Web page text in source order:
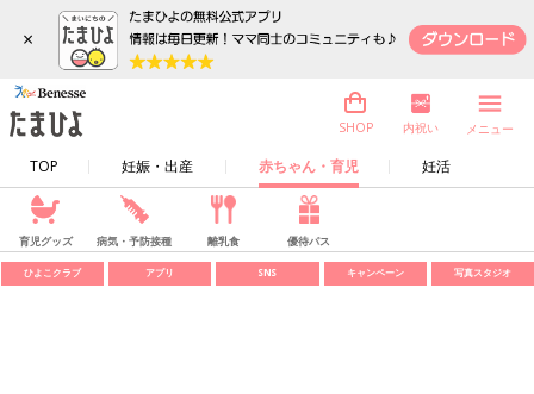
×
TOP 妊娠・出産 赤ちゃん・育児 妊活
SHOP 内祝い メニュー
育児グッズ 病気・予防接種 離乳食 優待パス
ひよこクラブ アプリ SNS キャンペーン 写真スタジオ